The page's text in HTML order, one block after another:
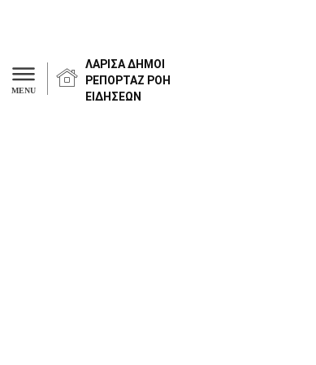
MENU
ΛΑΡΙΣΑ ΔΗΜΟΙ
ΡΕΠΟΡΤΑΖ ΡΟΗ
ΕΙΔΗΣΕΩΝ